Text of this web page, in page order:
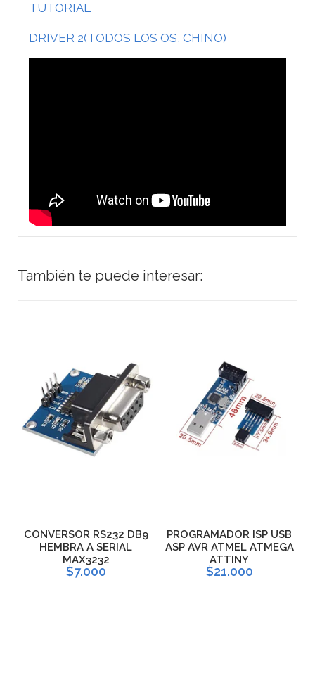
TUTORIAL
DRIVER 2(TODOS LOS OS, CHINO)
También te puede interesar:
CONVERSOR RS232 DB9
HEMBRA A SERIAL
MAX3232
$7.000
PROGRAMADOR ISP USB
ASP AVR ATMEL ATMEGA
ATTINY
$21.000